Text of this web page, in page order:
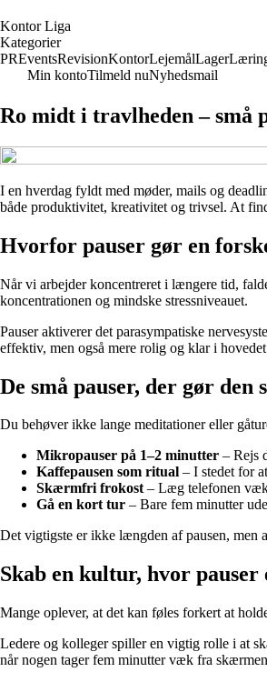
KontorLiga
Kategorier
PREventsRevisionKontorLejemålLager
Min kontoTilmeld nuNyhedsmail
Ro midt i travlheden – små
I en hverdag fyldt med møder, mails og
både produktivitet, kreativitet og trivsel. At
Hvorfor pauser gør en
Når vi arbejder koncentreret i længere tid,
koncentrationen og mindske stressniveauet.
Pauser aktiverer det parasympatiske
effektiv, men også mere rolig og klar i
De små pauser, der gør den
Du behøver ikke lange meditationer eller
Mikropauser på 1–2 minutter – Rejs
Kaffepausen som ritual – I stedet for
Skærmfri frokost– Læg telefonen væk,
Gå en kort tur – Bare fem minutter
Det vigtigste er ikke længden af pausen, men
Skab en kultur, hvor
Mange oplever, at det kan føles forkert at
Ledere og kolleger spiller en vigtig rolle i at
når nogen tager fem minutter væk fra